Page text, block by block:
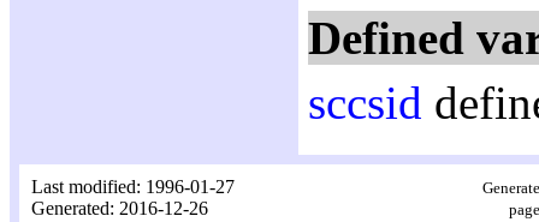
Defined
sccsid
Last modified: 1996-01-27
Generated: 2016-12-26